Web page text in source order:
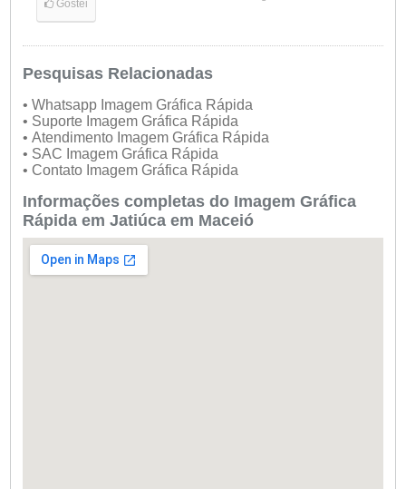
Gostei
Pesquisas Relacionadas
• Whatsapp Imagem Gráfica Rápida
• Suporte Imagem Gráfica Rápida
• Atendimento Imagem Gráfica Rápida
• SAC Imagem Gráfica Rápida
• Contato Imagem Gráfica Rápida
Informações completas do Imagem Gráfica
Rápida em Jatiúca em Maceió